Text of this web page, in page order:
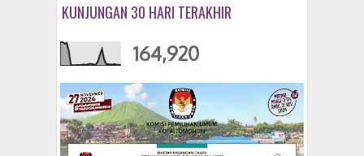
KUNJUNGAN 30 HARI TERAKHIR
164,920